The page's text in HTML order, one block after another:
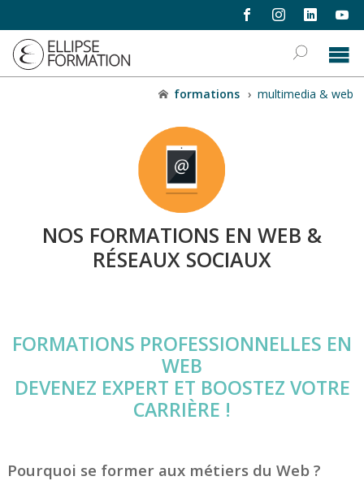
formations › multimedia & web
NOS FORMATIONS EN WEB &
RÉSEAUX SOCIAUX
FORMATIONS PROFESSIONNELLES EN
WEB
DEVENEZ EXPERT ET BOOSTEZ VOTRE
CARRIÈRE !
Pourquoi se former aux métiers du Web ?